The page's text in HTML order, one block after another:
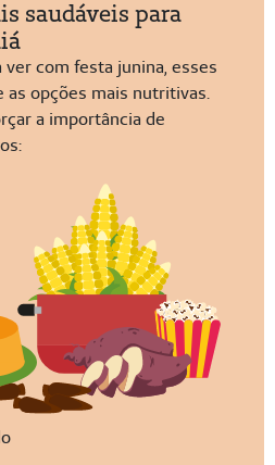
saudáveis para
com festa junina, esses
opções mais nutritivas.
a importância de